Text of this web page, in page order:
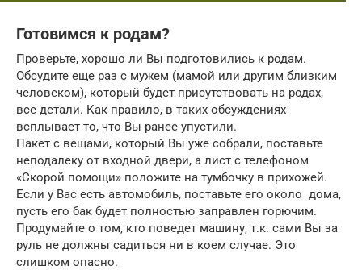
Готовимся к родам?
Проверьте, хорошо ли Вы подготовились к родам.
Обсудите еще раз с мужем (мамой или другим близким
человеком), который будет присутствовать на родах,
все детали. Как правило, в таких обсуждениях
всплывает то, что Вы ранее упустили.
Пакет с вещами, который Вы уже собрали, поставьте
неподалеку от входной двери, а лист с телефоном
«Скорой помощи» положите на тумбочку в прихожей.
Если у Вас есть автомобиль, поставьте его около дома,
пусть его бак будет полностью заправлен горючим.
Продумайте о том, кто поведет машину, т.к. сами Вы за
руль не должны садиться ни в коем случае. Это
слишком опасно.